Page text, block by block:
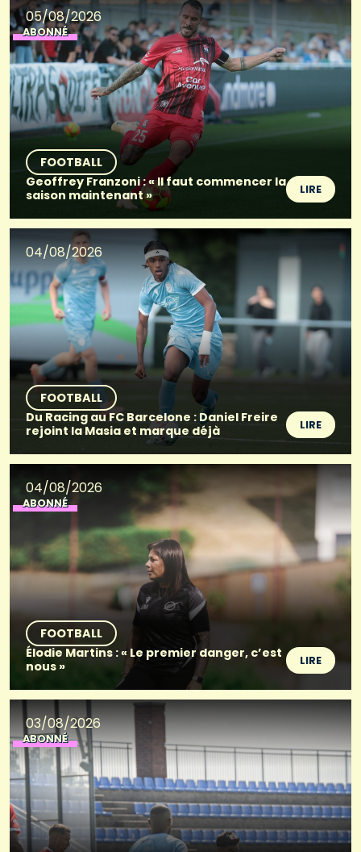
05/08/2026
ABONNÉ
FOOTBALL
Geoffrey Franzoni : « Il faut commencer la
saison maintenant »
LIRE
04/08/2026
FOOTBALL
Du Racing au FC Barcelone : Daniel Freire
rejoint la Masia et marque déjà
LIRE
04/08/2026
ABONNÉ
FOOTBALL
Élodie Martins : « Le premier danger, c’est
nous »
LIRE
03/08/2026
ABONNÉ